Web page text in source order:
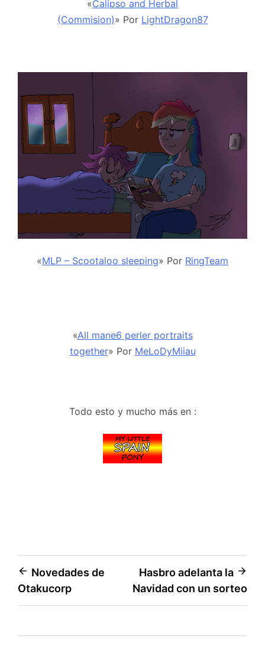
«Calipso and Herbal
(Commision)» Por LightDragon87
«MLP – Scootaloo sleeping» Por RingTeam
«All mane6 perler portraits
together» Por MeLoDyMiiau
Todo esto y mucho más en :
Navegación
de
Novedades de
Otakucorp
Hasbro adelanta la
Navidad con un sorteo